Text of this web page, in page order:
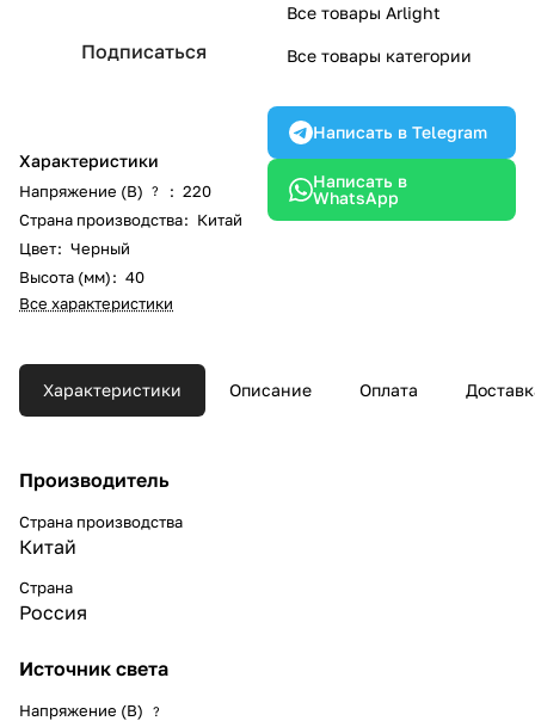
Подписаться
Характеристики
Напряжение (В) ? : 220
Страна производства: Китай
Цвет: Черный
Высота (мм): 40
Все характеристики
Все товары Arlight
Все товары категории
Написать в Telegram
Написать в
WhatsApp
Характеристики Описание Оплата
Производитель
Страна производства
Китай
Страна
Россия
Источник света
Напряжение (В) ?